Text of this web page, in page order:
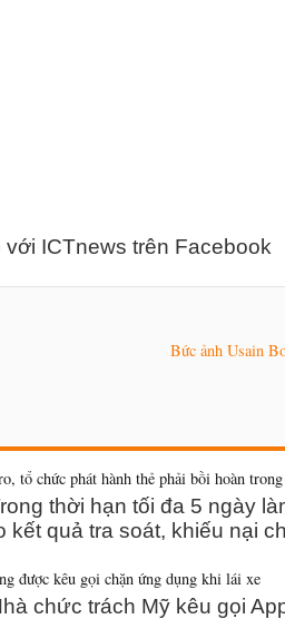
ICTnews trên Facebook
Bức ảnh Usain
tổ chức phát hành thẻ phải bồi hoàn
thời hạn tối đa 5 ngày
kết quả tra soát, khiếu nại
được kêu gọi chặn ứng dụng khi lái xe
chức trách Mỹ kêu gọi